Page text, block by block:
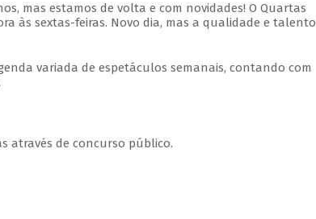
mas estamos de volta e com novidades! O Quartas
às sextas-feiras. Novo dia, mas a qualidade e talento
variada de espetáculos semanais, contando com
através de concurso público.